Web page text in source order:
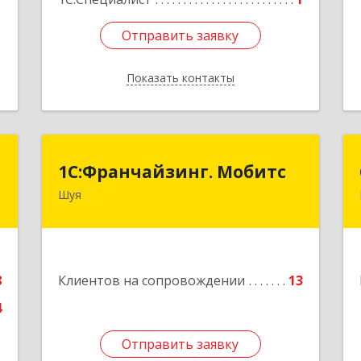
Отправить заявку
Показать контакты
Отправить заявку
Назад
1С:Франчайзинг. Мобитс
Шуя
Клиентов на сопровождении 13
Отправить заявку
1С:Франчайзинг. Мобитс
Отправить заявку